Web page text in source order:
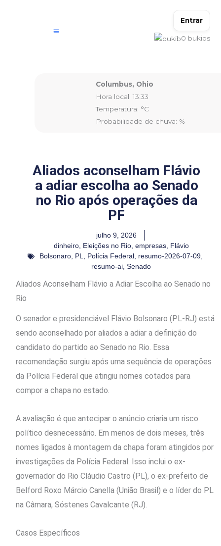
Entrar
0 bukibs
Columbus, Ohio
Hora local: 13:33
Temperatura: °C
Probabilidade de chuva: %
Aliados aconselham Flávio
a adiar escolha ao Senado
no Rio após operações da
PF
julho 9, 2026
dinheiro, Eleições no Rio, empresas, Flávio
Bolsonaro, PL, Polícia Federal, resumo-2026-07-09,
resumo-ai, Senado
Aliados Aconselham Flávio a Adiar Escolha ao Senado no
Rio
O senador e presidenciável Flávio Bolsonaro (PL-RJ) está
sendo aconselhado por aliados a adiar a definição do
candidato do partido ao Senado no Rio. Essa
recomendação surgiu após uma sequência de operações
da Polícia Federal que atingiu nomes cotados para
compor a chapa no estado.
A avaliação é que antecipar o anúncio criaria um risco
político desnecessário. Em menos de dois meses, três
nomes ligados à montagem da chapa foram atingidos por
investigações da Polícia Federal. Isso inclui o ex-
governador do Rio Cláudio Castro (PL), o ex-prefeito de
Belford Roxo Márcio Canella (União Brasil) e o líder do PL
na Câmara, Sóstenes Cavalcante (RJ).
Casos Específicos